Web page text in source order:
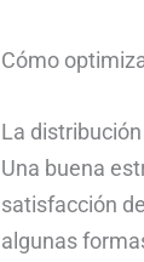
Cómo
La
Una buena
satisfacción
algunas